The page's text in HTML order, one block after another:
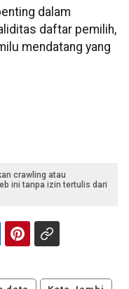
dalam
daftar pemilih,
mendatang yang
crawling atau
ini tanpa izin tertulis dari